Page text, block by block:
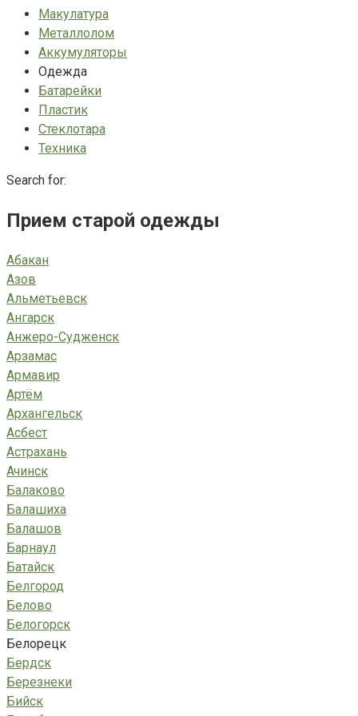
Макулатура
Металлолом
Аккумуляторы
Одежда
Батарейки
Пластик
Стеклотара
Техника
Search for:
Прием старой одежды
Абакан
Азов
Альметьевск
Ангарск
Анжеро-Судженск
Арзамас
Армавир
Артём
Архангельск
Асбест
Астрахань
Ачинск
Балаково
Балашиха
Балашов
Барнаул
Батайск
Белгород
Белово
Белогорск
Белорецк
Бердск
Березнеки
Бийск